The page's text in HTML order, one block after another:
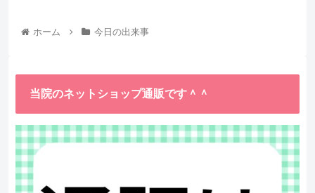
ホーム 今日の出来事
当院のネットショップ通販です＾＾